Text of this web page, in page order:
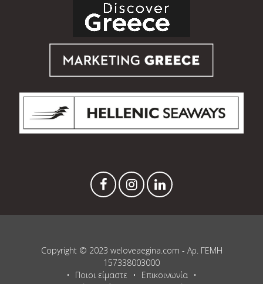
Copyright © 2023 weloveaegina.com - Αρ. ΓΕΜΗ
157338003000
Ποιοι είμαστε
Επικοινωνία